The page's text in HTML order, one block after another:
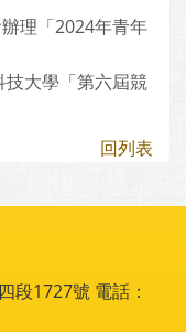
理「2024年青年
大學「第六屆競
回列表
段1727號 電話：